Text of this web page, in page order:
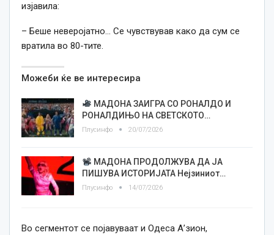
изјавила:
– Беше неверојатно… Се чувствував како да сум се
вратила во 80-тите.
Можеби ќе ве интересира
МАДОНА ЗАИГРА СО РОНАЛДО И
РОНАЛДИЊО НА СВЕТСКОТО…
Плусинфо 20/07/2026
МАДОНА ПРОДОЛЖУВА ДА ЈА
ПИШУВА ИСТОРИЈАТА Нејзиниот…
Плусинфо 14/07/2026
Во сегментот се појавуваат и Одеса А’зион,